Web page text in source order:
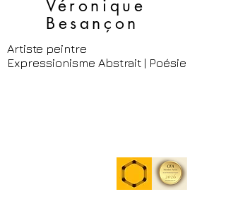
Véronique
Besançon​
Artiste peintre
Expressionisme Abstrait | Poésie